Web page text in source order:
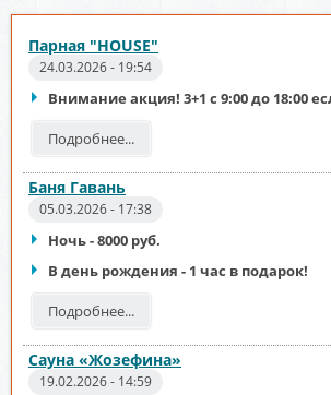
Парная "HOUSE"
24.03.2026 - 19:54
Внимание акция! 3+1 с 9:00 до 18:00
Подробнее...
Баня Гавань
05.03.2026 - 17:38
Ночь - 8000 руб.
В день рождения - 1 час в подарок!
Подробнее...
Сауна «Жозефина»
19.02.2026 - 14:59